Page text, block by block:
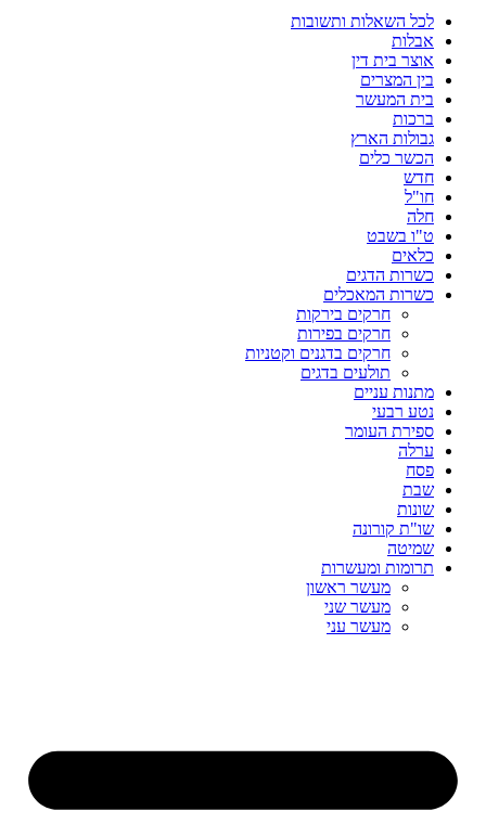
לכל השאלות ותשובות
אבלות
אוצר בית דין
בין המצרים
בית המעשר
ברכות
גבולות הארץ
הכשר כלים
חדש
חו"ל
חלה
ט"ו בשבט
כלאים
כשרות הדגים
כשרות המאכלים
חרקים בירקות
חרקים בפירות
חרקים בדגנים וקטניות
תולעים בדגים
מתנות עניים
נטע רבעי
ספירת העומר
ערלה
פסח
שבת
שונות
שו"ת קורונה
שמיטה
תרומות ומעשרות
מעשר ראשון
מעשר שני
מעשר עני